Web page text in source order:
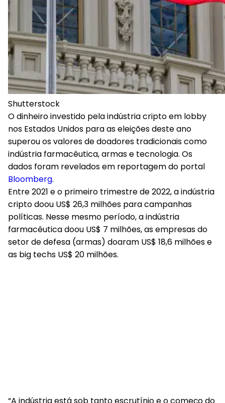
Shutterstock
O dinheiro investido pela indústria cripto em lobby
nos Estados Unidos para as eleições deste ano
superou os valores de doadores tradicionais como
indústria farmacêutica, armas e tecnologia. Os
dados foram revelados em reportagem do portal
Bloomberg.
Entre 2021 e o primeiro trimestre de 2022, a indústria
cripto doou US$ 26,3 milhões para campanhas
políticas. Nesse mesmo período, a indústria
farmacêutica doou US$ 7 milhões, as empresas do
setor de defesa (armas) doaram US$ 18,6 milhões e
as big techs US$ 20 milhões.